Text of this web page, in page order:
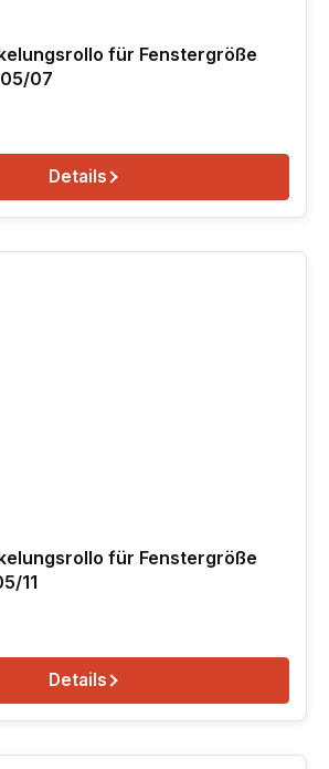
für Fenstergröße
054/078 oder 05/07
Details
für Fenstergröße
11
Details